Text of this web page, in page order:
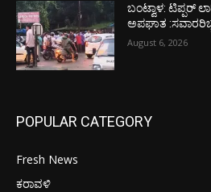
ಬಂಟ್ವಾಳ: ಟಿಪ್ಪರ್
ಅಪಘಾತ
August 6, 2026
POPULAR CATEGORY
Fresh News
ಕರಾವಳಿ